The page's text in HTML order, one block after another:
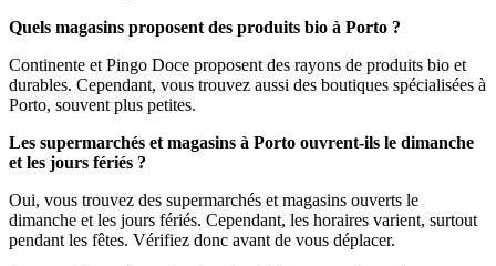
Quels magasins proposent des produits bio à Porto ?
Continente et Pingo Doce proposent des rayons de produits bio et
durables. Cependant, vous trouvez aussi des boutiques spécialisées à
Porto, souvent plus petites.
Les supermarchés et magasins à Porto ouvrent-ils le dimanche
et les jours fériés ?
Oui, vous trouvez des supermarchés et magasins ouverts le
dimanche et les jours fériés. Cependant, les horaires varient, surtout
pendant les fêtes. Vérifiez donc avant de vous déplacer.